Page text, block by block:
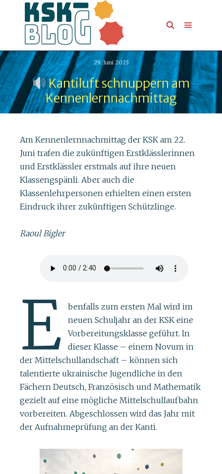
29. Juni 2023
Kantiluft schnuppern am
Kennenlernnachmittag
Am Kennenlernnachmittag der KSK am 22.
Juni trafen die zukünftigen Erstklässlerinnen
und Erstklässler erstmals auf ihre neuen
Klassengspänli. Aber auch die
Klassenlehrpersonen erhielten einen ersten
Eindruck ihrer zukünftigen Schützlinge.
Raoul Bigler
E
benfalls zum ersten Mal wird im
neuen Schuljahr an der KSK eine
Vorbereitungsklasse geführt. In
dieser Klasse – einem Novum in
der Mittelschullandschaft – können sich
talentierte ukrainische Jugendliche in den
Fächern Deutsch, Französisch und Mathematik
gezielt auf eine mögliche Mittelschullaufbahn
vorbereiten. Abgeschlossen wird das Jahr mit
der Aufnahmeprüfung an der Kanti.